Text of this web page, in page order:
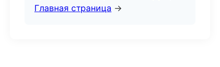
Главная страница →